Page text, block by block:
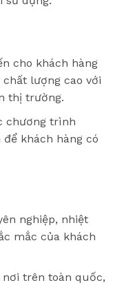
cho khách hàng
lượng cao với
thị trường.
chương trình
khách hàng có
nghiệp, nhiệt
mắc của khách
nơi trên toàn quốc,